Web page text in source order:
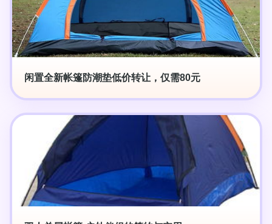
闲置全新帐篷防潮垫低价转让，仅需80元